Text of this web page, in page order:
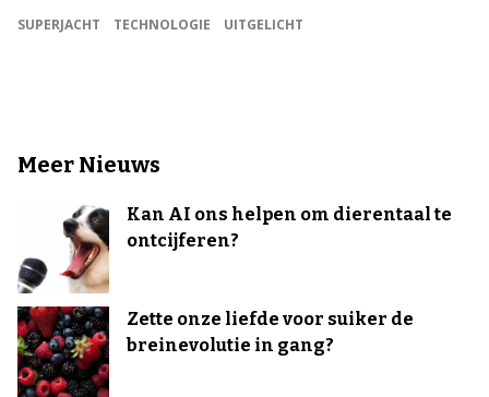
SUPERJACHT
TECHNOLOGIE UITGELICHT
Meer Nieuws
Kan AI ons helpen om dierentaal te
ontcijferen?
Zette onze liefde voor suiker de
breinevolutie in gang?